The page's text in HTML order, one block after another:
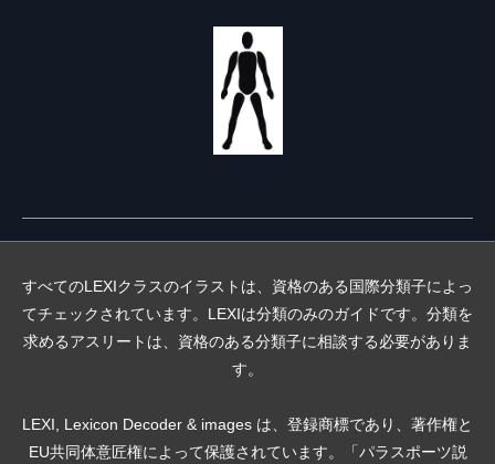
すべてのLEXIクラスのイラストは、資格のある国際分類子によっ
てチェックされています。LEXIは分類のみのガイドです。分類を
求めるアスリートは、資格のある分類子に相談する必要がありま
す。
LEXI, Lexicon Decoder & images は、登録商標であり、著作権と
EU共同体意匠権によって保護されています。「パラスポーツ説